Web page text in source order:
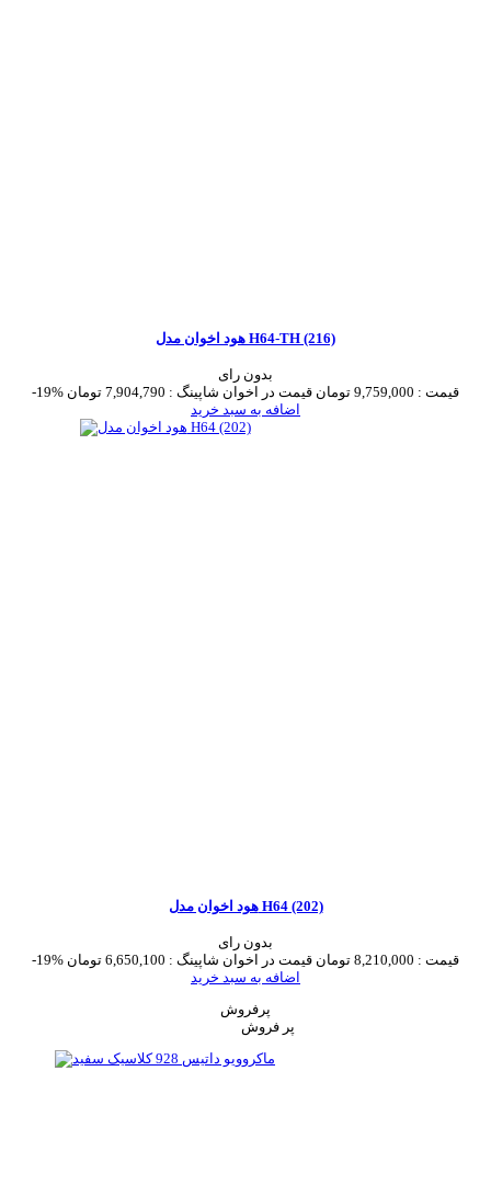
هود اخوان مدل H64-TH (216)
بدون رای
-19%
قیمت : 9,759,000 تومان قیمت در اخوان شاپینگ : 7,904,790 تومان
اضافه به سبد خرید
هود اخوان مدل H64 (202)
بدون رای
-19%
قیمت : 8,210,000 تومان قیمت در اخوان شاپینگ : 6,650,100 تومان
اضافه به سبد خرید
پرفروش